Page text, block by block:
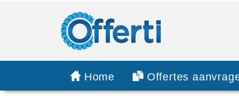
Home Offertes